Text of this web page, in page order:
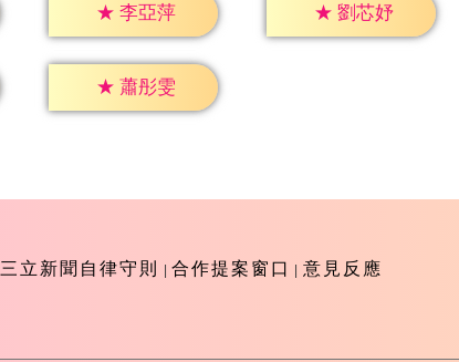
★ 李亞萍 ★ 劉芯妤
★ 蕭彤雯
三立新聞自律守則 合作提案窗口 意見反應